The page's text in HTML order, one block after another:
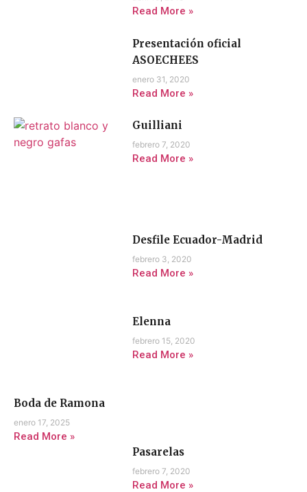
Read More »
Presentación oficial
ASOECHEES
enero 31, 2020
Read More »
Guilliani
febrero 7, 2020
Read More »
Desfile Ecuador-Madrid
febrero 3, 2020
Read More »
Elenna
febrero 15, 2020
Read More »
Boda de Ramona
enero 17, 2025
Read More »
Pasarelas
febrero 7, 2020
Read More »